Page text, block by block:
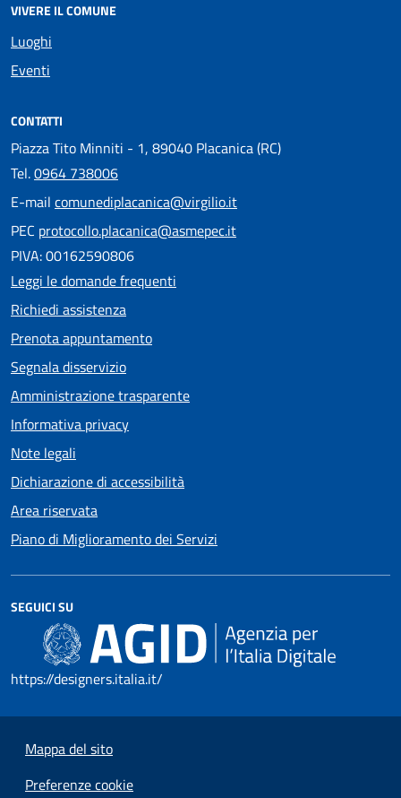
VIVERE IL COMUNE
Luoghi
Eventi
CONTATTI
Piazza Tito Minniti - 1, 89040 Placanica (RC)
Tel.0964 738006
E-mail comunediplacanica@virgilio.it
PEC protocollo.placanica@asmepec.it
PIVA: 00162590806
Leggi le domande frequenti
Richiedi assistenza
Prenota appuntamento
Segnala disservizio
Amministrazione trasparente
Informativa privacy
Note legali
Dichiarazione di accessibilità
Area riservata
Piano di Miglioramento dei Servizi
SEGUICI SU
https://designers.italia.it/
Mappa del sito
Preferenze cookie